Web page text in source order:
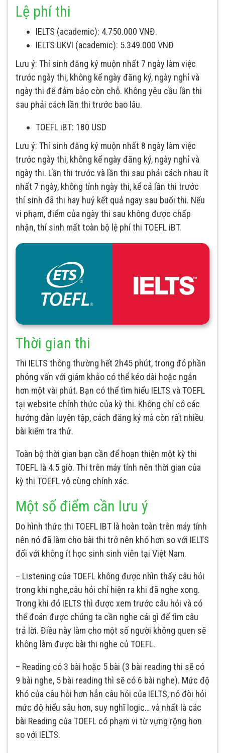
Lệ phí thi
IELTS (academic): 4.750.000 VNĐ.
IELTS UKVI (academic): 5.349.000 VNĐ
Lưu ý: Thí sinh đăng ký muộn nhất 7 ngày làm việc
trước ngày thi, không kể ngày đăng ký, ngày nghỉ và
ngày thi để đảm bảo còn chỗ. Không yêu cầu lần thi
sau phải cách lần thi trước bao lâu.
TOEFL iBT: 180 USD
Lưu ý: Thí sinh đăng ký muộn nhất 8 ngày làm việc
trước ngày thi, không kể ngày đăng ký, ngày nghỉ và
ngày thi. Lần thi trước và lần thi sau phải cách nhau ít
nhất 7 ngày, không tính ngày thi, kể cả lần thi trước
thí sinh đã thi hay huỷ kết quả ngay sau buổi thi. Nếu
vi phạm, điểm của ngày thi sau không được chấp
nhận, thí sinh mất toàn bộ lệ phí thi TOEFL iBT.
Thời gian thi
Thi IELTS thông thường hết 2h45 phút, trong đó phần
phỏng vấn với giám khảo có thể kéo dài hoặc ngắn
hơn một vài phút. Bạn có thể tìm hiểu IELTS và TOEFL
tại website chính thức của kỳ thi. Không chỉ có các
hướng dẫn luyện tập, cách đăng ký mà còn rất nhiều
bài kiểm tra thử.
Toàn bộ thời gian bạn cần để hoạn thiện một kỳ thi
TOEFL là 4.5 giờ. Thi trên máy tính nên thời gian của
kỳ thi TOEFL vô cùng chính xác.
Một số điểm cần lưu ý
Do hình thức thi TOEFL IBT là hoàn toàn trên máy tính
nên nó đã làm cho bài thi trở nên khó hơn so với IELTS
đối với không ít học sinh sinh viên tại Việt Nam.
– Listening của TOEFL không được nhìn thấy câu hỏi
trong khi nghe,câu hỏi chỉ hiện ra khi đã nghe xong.
Trong khi đó IELTS thì được xem trước câu hỏi và có
thể đoán được chúng ta cần nghe cái gì để tìm câu
trả lời. Điều này làm cho một số người không quen sẽ
không làm được bài thi nghe củ TOEFL.
– Reading có 3 bài hoặc 5 bài (3 bài reading thi sẽ có
9 bài nghe, 5 bài reading thì sẽ có 6 bài nghe). Mức độ
khó của câu hỏi hơn hẳn câu hỏi của IELTS, nó đòi hỏi
mức độ hiểu sâu hơn, suy nghĩ logic… và nhất là các
bài Reading của TOEFL có phạm vi từ vựng rộng hơn
so với IELTS.